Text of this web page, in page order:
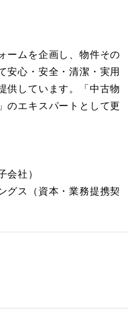
ームを企画し、物件その
安心・安全・清潔・実用
供しています。「中古物
のエキスパートとして更
会社）
グス（資本・業務提携契